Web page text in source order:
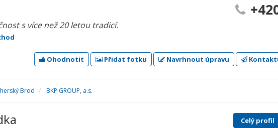
s více než 20 letou tradicí.
Ohodnotit Přidat fotku Navrhnout úpravu
Brod BKP GROUP, a.s.
Celý profil